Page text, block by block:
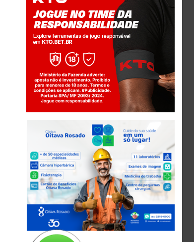
Jogue com responsabilidade. 18+